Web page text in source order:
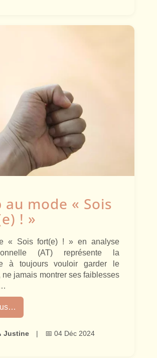
au mode « Sois
! »
« Sois fort(e) ! » en analyse
(AT) représente la
à toujours vouloir garder le
ne jamais montrer ses faiblesses
Justine | 📅 04 Déc 2024